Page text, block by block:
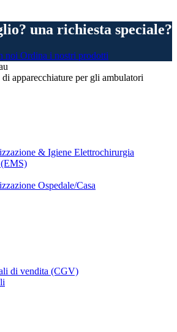
una richiesta speciale?
noi Ordina i nostri prodotti
apparecchiature per gli ambulatori
& Igiene Elettrochirurgia
(EMS)
Ospedale/Casa
di vendita (CGV)